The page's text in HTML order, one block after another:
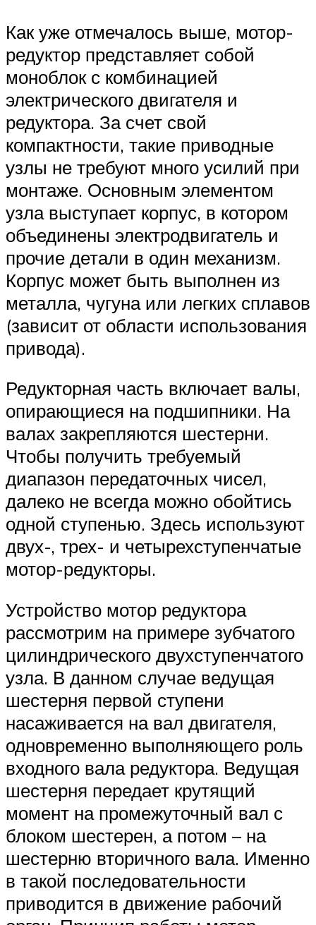
Как уже отмечалось выше, мотор-
редуктор представляет собой
моноблок с комбинацией
электрического двигателя и
редуктора. За счет свой
компактности, такие приводные
узлы не требуют много усилий при
монтаже. Основным элементом
узла выступает корпус, в котором
объединены электродвигатель и
прочие детали в один механизм.
Корпус может быть выполнен из
металла, чугуна или легких сплавов
(зависит от области использования
привода).
Редукторная часть включает валы,
опирающиеся на подшипники. На
валах закрепляются шестерни.
Чтобы получить требуемый
диапазон передаточных чисел,
далеко не всегда можно обойтись
одной ступенью. Здесь используют
двух-, трех- и четырехступенчатые
мотор-редукторы.
Устройство мотор редуктора
рассмотрим на примере зубчатого
цилиндрического двухступенчатого
узла. В данном случае ведущая
шестерня первой ступени
насаживается на вал двигателя,
одновременно выполняющего роль
входного вала редуктора. Ведущая
шестерня передает крутящий
момент на промежуточный вал с
блоком шестерен, а потом – на
шестерню вторичного вала. Именно
в такой последовательности
приводится в движение рабочий